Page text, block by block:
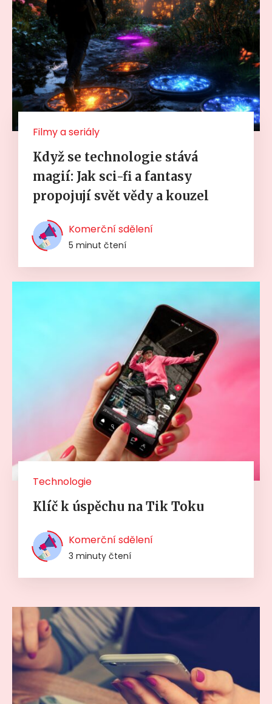
Filmy a seriály
Když se technologie stává
magií: Jak sci-fi a fantasy
propojují svět vědy a kouzel
Komerční sdělení
5 minut čtení
Technologie
Klíč k úspěchu na Tik Toku
Komerční sdělení
3 minuty čtení